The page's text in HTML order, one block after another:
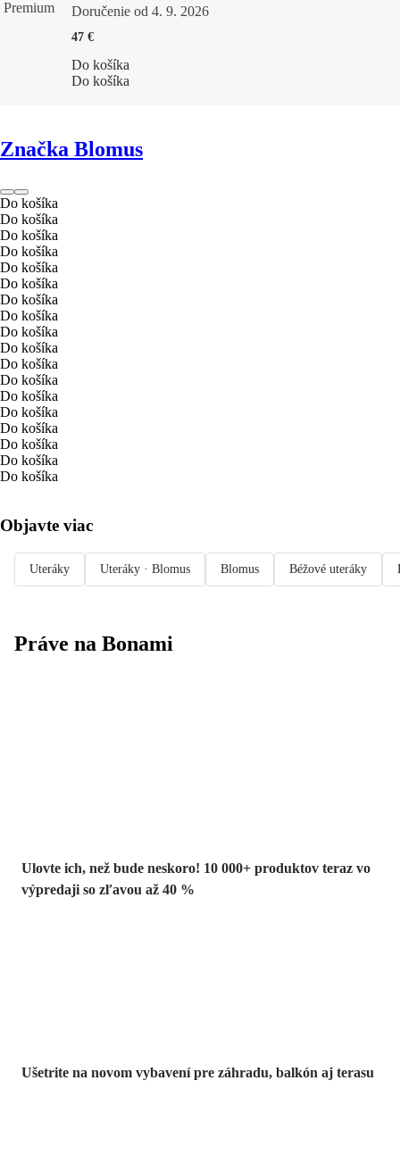
Premium Doručenie od 4. 9. 2026
47 €
Do košíka
Do košíka
Značka Blomus
Do košíka
Do košíka
Do košíka
Do košíka
Do košíka
Do košíka
Do košíka
Do košíka
Do košíka
Do košíka
Do košíka
Do košíka
Do košíka
Do košíka
Do košíka
Do košíka
Do košíka
Do košíka
Objavte viac
Uteráky Uteráky · Blomus Blomus Béžové uteráky
Práve na Bonami
Ulovte ich, než bude neskoro! 10 000+ produktov teraz vo
výpredaji so zľavou až 40 %
Ušetrite na novom vybavení pre záhradu, balkón aj terasu